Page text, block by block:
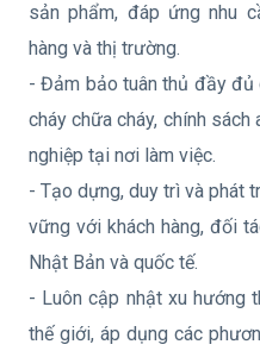
sản phẩm, đáp ứng nhu
hàng và thị trường.
- Đảm bảo tuân thủ đầy đủ
cháy chữa cháy, chính
nghiệp tại nơi làm việc.
- Tạo dựng, duy trì và phát
vững với khách hàng, đối
Nhật Bản và quốc tế.
- Luôn cập nhật xu hướng
thế giới, áp dụng các